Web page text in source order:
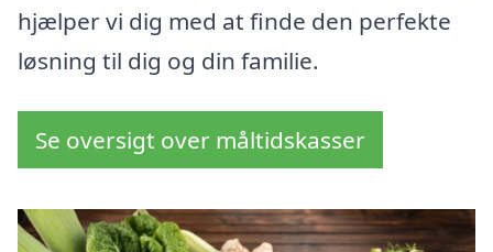
hjælper vi dig med at finde den perfekte
løsning til dig og din familie.
Se oversigt over måltidskasser